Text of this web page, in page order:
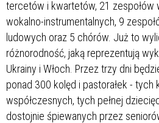
tercetów i kwartetów, 21 zespołów
wokalno-instrumentalnych, 9
ludowych oraz 5 chórów. Już to
różnorodność, jaką reprezentują
Ukrainy i Włoch. Przez trzy dni
ponad 300 kolęd i pastorałek - tych
współczesnych, tych pełnej
dostojnie śpiewanych przez